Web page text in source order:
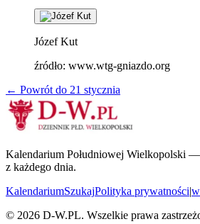
Józef Kut
źródło: www.wtg-gniazdo.org
← Powrót do 21 stycznia
Kalendarium Południowej Wielkopolski
z każdego dnia.
KalendariumSzukajPolityka prywatności|
© 2026 D-W.PL. Wszelkie prawa